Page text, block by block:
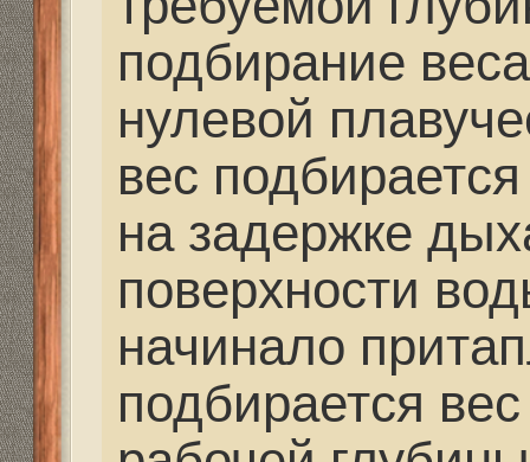
Re: Путешествия.
Оборудование.
strannik » 13 сен 2013,
Mikhalich писал(а):
Как влияет толщина
ласт.
Никак.